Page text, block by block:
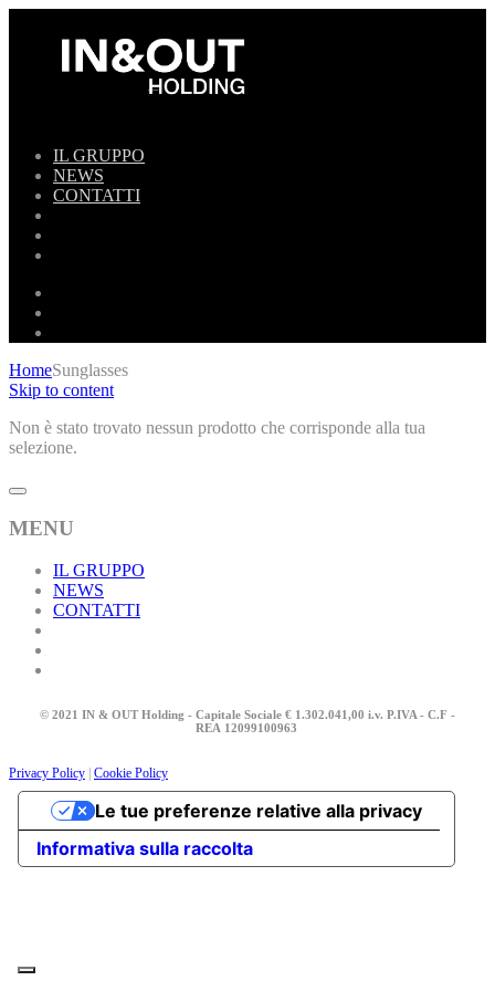
IL GRUPPO
NEWS
CONTATTI
HomeSunglasses
Skip to content
Non è stato trovato nessun prodotto che corrisponde alla tua
selezione.
MENU
IL GRUPPO
NEWS
CONTATTI
© 2021 IN & OUT Holding - Capitale Sociale € 1.302.041,00 i.v. P.IVA - C.F -
REA 12099100963
Privacy Policy Cookie Policy
Informativa sulla raccolta
Le tue preferenze relative alla privacy